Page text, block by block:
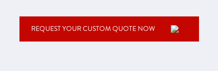
REQUEST YOUR CUSTOM QUOTE NOW